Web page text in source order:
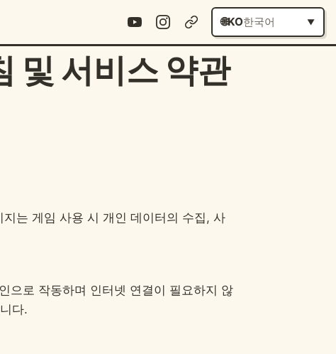
KO한국어
및 서비스 약관
는 게임 사용 시 개인 데이터의 수집, 사
으로 작동하며 인터넷 연결이 필요하지 않
다.